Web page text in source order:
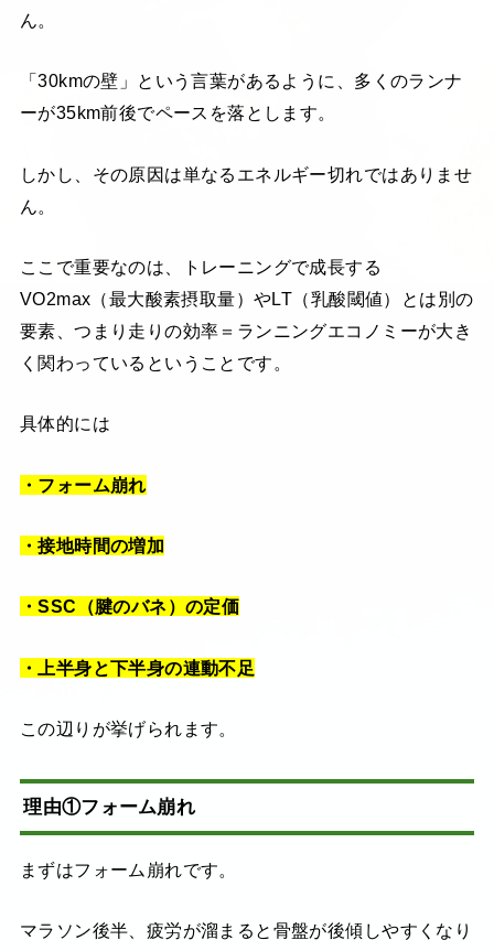
ん。
「30kmの壁」という言葉があるように、多くのランナ
ーが35km前後でペースを落とします。
しかし、その原因は単なるエネルギー切れではありませ
ん。
ここで重要なのは、トレーニングで成長する
VO2max（最大酸素摂取量）やLT（乳酸閾値）とは別の
要素、つまり走りの効率＝ランニングエコノミーが大き
く関わっているということです。
具体的には
・フォーム崩れ
・接地時間の増加
・SSC（腱のバネ）の定価
・上半身と下半身の連動不足
この辺りが挙げられます。
理由①フォーム崩れ
まずはフォーム崩れです。
マラソン後半、疲労が溜まると骨盤が後傾しやすくなり